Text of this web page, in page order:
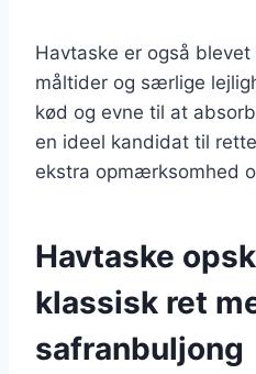
Havtaske er også
måltider og særlige
kød og evne til at
en ideel kandidat til
ekstra opmærksomhed
Havtaske
klassisk ret
safranbuljong